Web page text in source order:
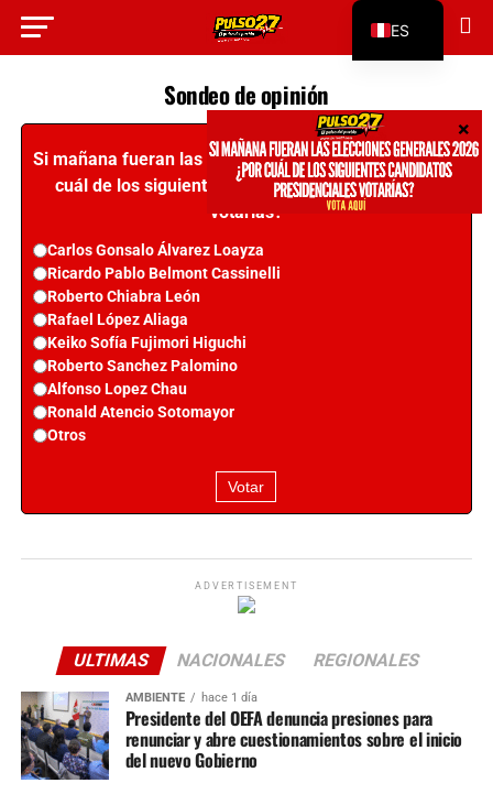
Sondeo de opinión
Si mañana fueran las elecciones generales 2026 ¿Por
cuál de los siguientes candidatos presidenciales
votarías?
Carlos Gonsalo Álvarez Loayza​
Ricardo Pablo Belmont Cassinelli
Roberto Chiabra León
Rafael López Aliaga
Keiko Sofía Fujimori Higuchi
Roberto Sanchez Palomino
Alfonso Lopez Chau
Ronald Atencio Sotomayor
Otros
Votar
ADVERTISEMENT
ULTIMAS NACIONALES REGIONALES
AMBIENTE hace 1 día
Presidente del OEFA denuncia presiones para
renunciar y abre cuestionamientos sobre el inicio
del nuevo Gobierno
ES
EN